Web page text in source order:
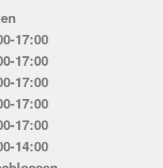
17:00
17:00
17:00
17:00
17:00
14:00